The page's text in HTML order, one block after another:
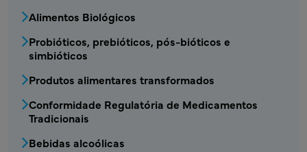
Alimentos Biológicos
Probióticos, prebióticos, pós-bióticos e
simbióticos
Produtos alimentares transformados
Conformidade Regulatória de Medicamentos
Tradicionais
Bebidas alcoólicas